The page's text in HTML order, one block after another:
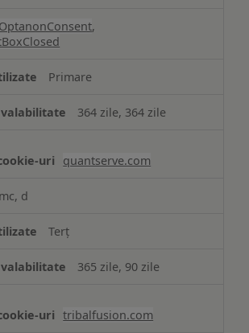
OptanonConsent,
Primare
364 zile, 364 zile
quantserve.com
mc, d
Terț
365 zile, 90 zile
tribalfusion.com